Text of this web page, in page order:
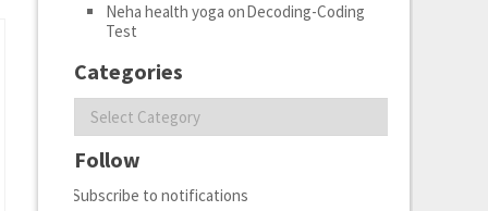
Neha health yoga onDecoding-Coding
Test
Categories
Categories
Follow
Subscribe to notifications